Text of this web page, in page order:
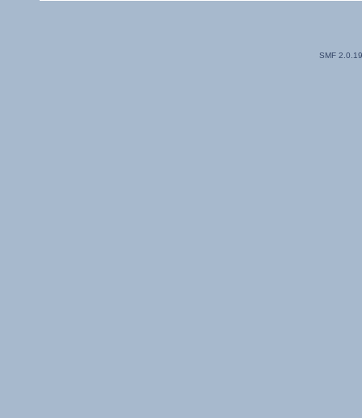
SMF 2.0.19